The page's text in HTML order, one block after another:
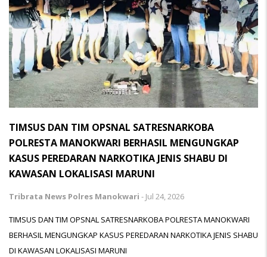
TIMSUS DAN TIM OPSNAL SATRESNARKOBA
POLRESTA MANOKWARI BERHASIL MENGUNGKAP
KASUS PEREDARAN NARKOTIKA JENIS SHABU DI
KAWASAN LOKALISASI MARUNI
Tribrata News Polres Manokwari - Jul 24, 2026
TIMSUS DAN TIM OPSNAL SATRESNARKOBA POLRESTA MANOKWARI
BERHASIL MENGUNGKAP KASUS PEREDARAN NARKOTIKA JENIS SHABU
DI KAWASAN LOKALISASI MARUNI